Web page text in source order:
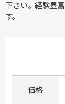
下さい。経験豊
す。
価格